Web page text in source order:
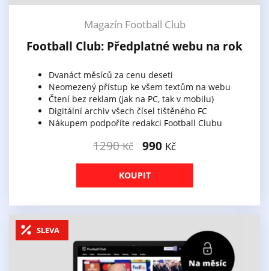
Magazín Football Club
Football Club: Předplatné webu na rok
Dvanáct měsíců za cenu deseti
Neomezený přístup ke všem textům na webu
Čtení bez reklam (jak na PC, tak v mobilu)
Digitální archiv všech čísel tištěného FC
Nákupem podpoříte redakci Football Clubu
1290Kč 990 Kč
KOUPIT
SLEVA